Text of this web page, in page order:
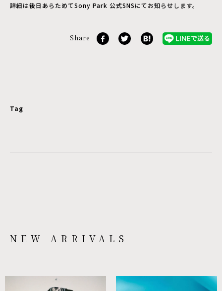
詳細は後日あらためてSony Park 公式SNSにてお知らせします。
Share
Tag
NEW ARRIVALS